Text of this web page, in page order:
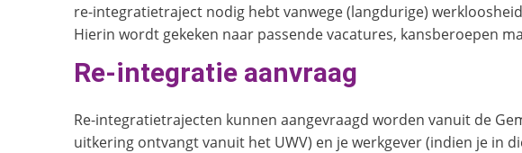
re-integratietraject nodig hebt vanwege (langdurige)
Hierin wordt gekeken naar passende vacatures, kansberoepen
Re-integratie aanvraag
Re-integratietrajecten kunnen aangevraagd worden vanuit de
uitkering ontvangt vanuit het UWV) en je werkgever (indien je in